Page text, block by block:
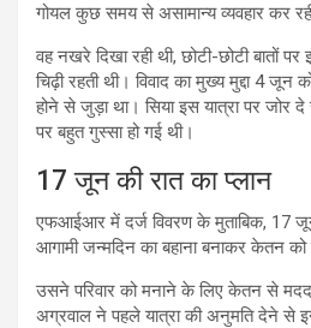
गोयल कुछ समय से असामान्य व्यवहार कर
वह नखरे दिखा रही थी, छोटी-छोटी बातों
चिढ़ी रहती थी। विवाद का मुख्य मुद्दा 4 जून
होने से जुड़ा था। सिया इस यात्रा पर
पर बहुत गुस्सा हो गई थी।
17 जून की रात का प्लान
एफआईआर में दर्ज विवरण के मुताबिक, 17
आगामी जन्मदिन का बहाना बनाकर केतन को
उसने परिवार को मनाने के लिए केतन से मदद
अग्रवाल ने पहले यात्रा की अनुमति देने से